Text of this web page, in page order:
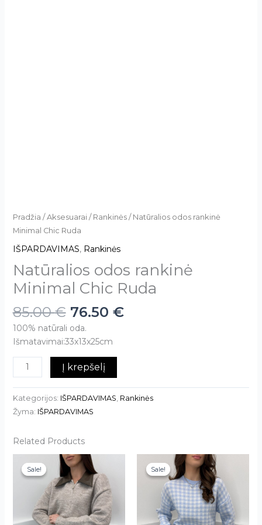
Pradžia / Aksesuarai/ Rankinės/ Natūralios odos rankinė
Minimal Chic Ruda
IŠPARDAVIMAS, Rankinės
Natūralios odos rankinė
Minimal Chic Ruda
85.00€ 76.50 €
100% natūrali oda.
Išmatavimai:33x13x25cm
Į krepšelį
Kategorijos: IŠPARDAVIMAS Rankinės
Žyma: IŠPARDAVIMAS
Related Products
Sale!
Sale! Sale!
Sale!